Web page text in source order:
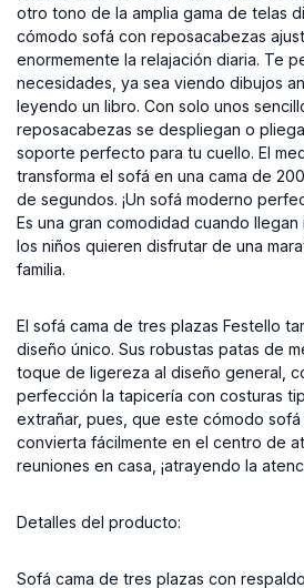
otro tono de la amplia gama de telas
cómodo sofá con reposacabezas
enormemente la relajación diaria. Te
necesidades, ya sea viendo dibujos
leyendo un libro. Con solo unos
reposacabezas se despliegan o
soporte perfecto para tu cuello. El
transforma el sofá en una cama de
de segundos. ¡Un sofá moderno
Es una gran comodidad cuando
los niños quieren disfrutar de una
familia.
El sofá cama de tres plazas Festello
diseño único. Sus robustas patas de
toque de ligereza al diseño general,
perfección la tapicería con costuras
extrañar, pues, que este cómodo
convierta fácilmente en el centro de
reuniones en casa, ¡atrayendo la
Detalles del producto:
Sofá cama de tres plazas con